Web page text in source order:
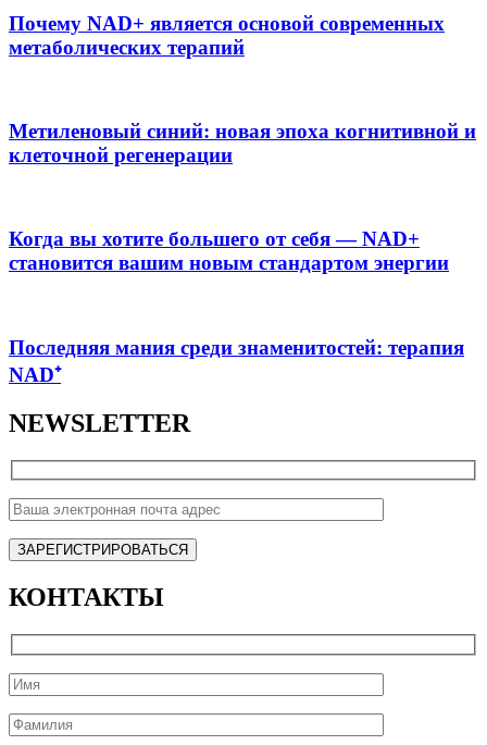
Почему NAD+ является основой современных
метаболических терапий
Метиленовый синий: новая эпоха когнитивной и
клеточной регенерации
Когда вы хотите большего от себя — NAD+
становится вашим новым стандартом энергии
Последняя мания среди знаменитостей: терапия
NAD⁺
NEWSLETTER
КОНТАКТЫ